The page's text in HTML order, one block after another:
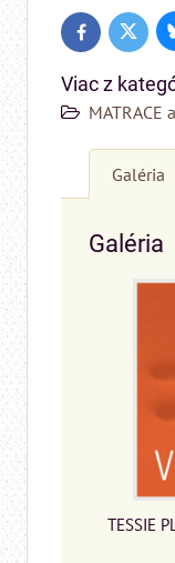
FacebookTwitter
Viac z
MATRACE
Galéria
Galéria
TESSIE
elegancie kreslo
pohovka
CHESTER.
599 €s DPH
DO